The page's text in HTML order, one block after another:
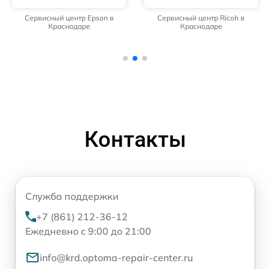
Сервисный центр Epson в
Краснодаре
Сервисный центр Ricoh в
Краснодаре
Контакты
Служба поддержки
+7 (861) 212-36-12
Ежедневно с 9:00 до 21:00
info@krd.optoma-repair-center.ru